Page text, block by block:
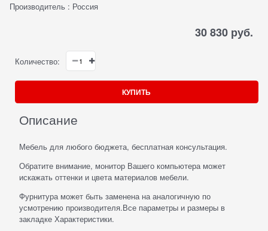
Производитель : Россия
30 830 руб.
Количество:
КУПИТЬ
Описание
Мебель для любого бюджета, бесплатная консультация.
Обратите внимание, монитор Вашего компьютера может
искажать оттенки и цвета материалов мебели.
Фурнитура может быть заменена на аналогичную по
усмотрению производителя.Все параметры и размеры в
закладке Характеристики.